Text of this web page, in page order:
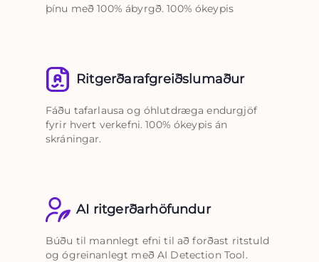
þínu með 100% ábyrgð. 100% ókeypis
Ritgerðarafgreiðslumaður
Fáðu tafarlausa og óhlutdræga endurgjöf
fyrir hvert verkefni. 100% ókeypis án
skráningar.
AI ritgerðarhöfundur
Búðu til mannlegt efni til að forðast ritstuld
og ógreinanlegt með AI Detection Tool.